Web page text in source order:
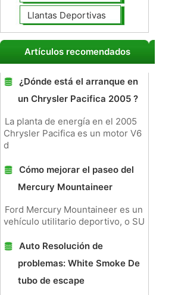
Llantas Deportivas
Artículos recomendados
¿Dónde está el arranque en
un Chrysler Pacifica 2005 ?
La planta de energía en el 2005
Chrysler Pacifica es un motor V6
d
Cómo mejorar el paseo del
Mercury Mountaineer
Ford Mercury Mountaineer es un
vehículo utilitario deportivo, o SU
Auto Resolución de
problemas: White Smoke De
tubo de escape